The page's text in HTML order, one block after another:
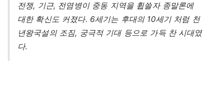
전쟁, 기근, 전염병이 중동 지역을 휩쓸자 종말론에
대한 확신도 커졌다. 6세기는 후대의 10세기 처럼 천
년왕국설의 조짐, 궁극적 기대 등으로 가득 찬 시대였
다.